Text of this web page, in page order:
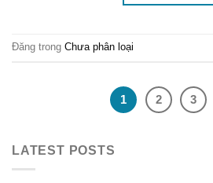
Đăng trong Chưa phân loại
1 2 3
LATEST POSTS